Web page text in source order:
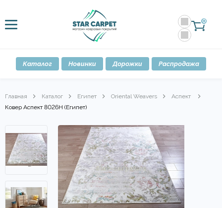
0
Каталог Новинки Дорожки Распродажа
Главная Каталог Египет Oriental Weavers
Аспект
Ковер Аспект 8026H (Египет)